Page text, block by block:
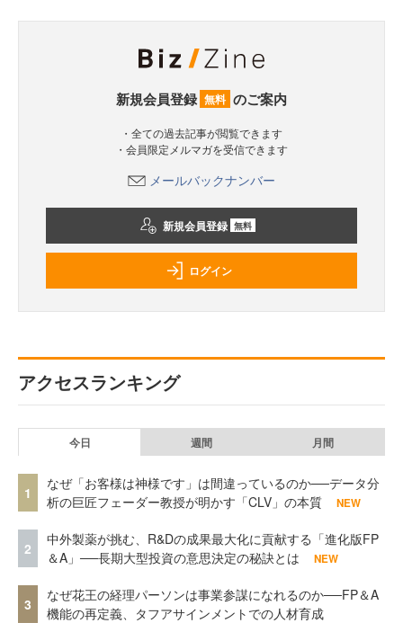
新規会員登録 無料 のご案内
・全ての過去記事が閲覧できます
・会員限定メルマガを受信できます
メールバックナンバー
新規会員登録 無料
ログイン
アクセスランキング
今日 週間 月間
1
なぜ「お客様は神様です」は間違っているのか──データ分
析の巨匠フェーダー教授が明かす「CLV」の本質
NEW
2
中外製薬が挑む、R&Dの成果最大化に貢献する「進化版FP
＆A」──長期大型投資の意思決定の秘訣とは
NEW
3
なぜ花王の経理パーソンは事業参謀になれるのか──FP＆A
機能の再定義、タフアサインメントでの人材育成